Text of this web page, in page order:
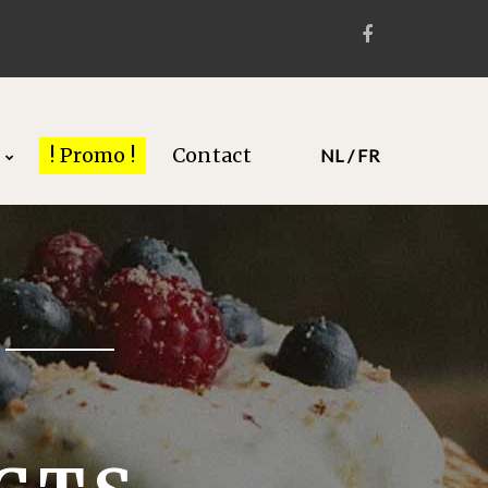
NL / FR
! Promo ! Contact